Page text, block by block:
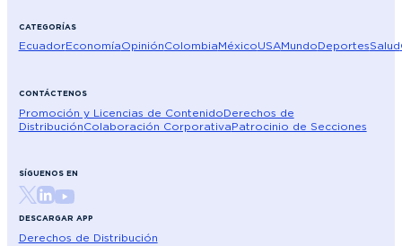
CATEGORÍAS
EcuadorEconomíaOpiniónColombiaMéxicoUSAMundoDeportesSalud
CONTÁCTENOS
Promoción y Licencias de ContenidoDerechos de
DistribuciónColaboración CorporativaPatrocinio de Secciones
SÍGUENOS EN
DESCARGAR APP
Derechos de Distribución